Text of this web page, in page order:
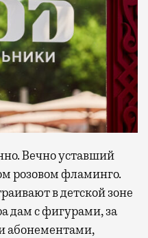
Вечно уставший
розовом фламинго.
в детской зоне
дам с фигурами, за
абонементами,